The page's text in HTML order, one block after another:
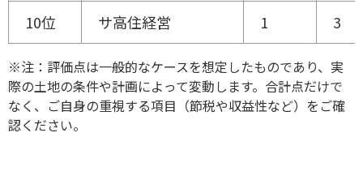
10位
サ高住経営 1 3
※注：評価点は一般的なケースを想定したものであり、実
際の土地の条件や計画によって変動します。合計点だけで
なく、ご自身の重視する項目（節税や収益性など）をご確
認ください。